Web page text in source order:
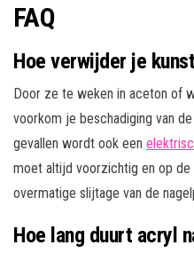
FAQ
Hoe verwijder je
Door ze te weken in aceton of
voorkom je beschadiging van
gevallen wordt ook een
moet altijd voorzichtig en op
overmatige slijtage van de
Hoe lang duurt acryl